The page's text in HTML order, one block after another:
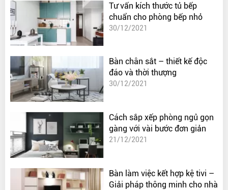
Tư vấn kích thước tủ bếp
chuẩn cho phòng bếp nhỏ
30/12/2021
Bàn chân sắt – thiết kế độc
đáo và thời thượng
30/12/2021
Cách sắp xếp phòng ngủ gọn
gàng với vài bước đơn giản
21/12/2021
Bàn làm việc kết hợp kệ tivi –
Giải pháp thông minh cho nhà